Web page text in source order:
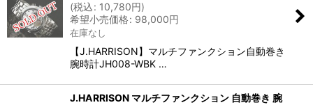
(税込: 10,780円)
希望小売価格: 98,000円
在庫なし
【J.HARRISON】マルチファンクション自動巻き
腕時計JH008-WBK …
J.HARRISON マルチファンクション 自動巻き 腕